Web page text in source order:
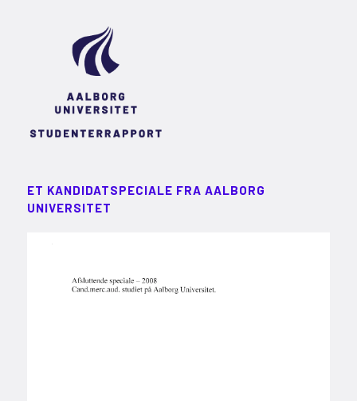
ET KANDIDATSPECIALE FRA AALBORG
UNIVERSITET